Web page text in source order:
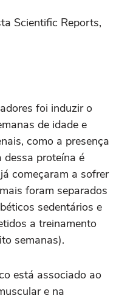
Scientific Reports,
foi induzir o
de idade e
como a presença
dessa proteína é
começaram a sofrer
foram separados
sedentários e
a treinamento
semanas).
está associado ao
e na